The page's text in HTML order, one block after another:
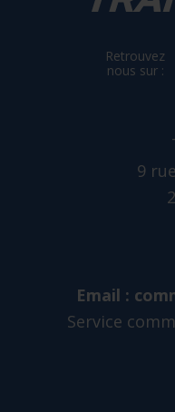
Retrouvez
nous sur :
9
Email :
Service